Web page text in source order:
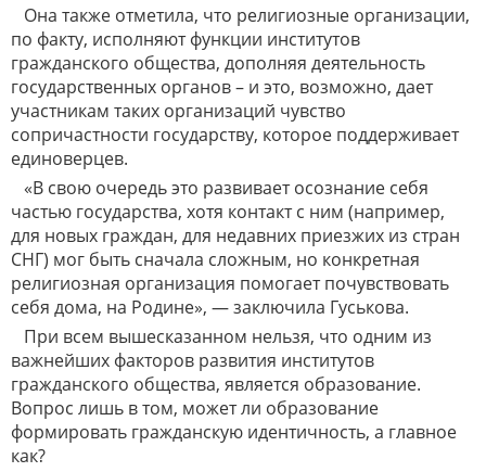
Она также отметила, что религиозные организации,
по факту, исполняют функции институтов
гражданского общества, дополняя деятельность
государственных органов – и это, возможно, дает
участникам таких организаций чувство
сопричастности государству, которое поддерживает
единоверцев.
«В свою очередь это развивает осознание себя
частью государства, хотя контакт с ним (например,
для новых граждан, для недавних приезжих из стран
СНГ) мог быть сначала сложным, но конкретная
религиозная организация помогает почувствовать
себя дома, на Родине», — заключила Гуськова.
При всем вышесказанном нельзя, что одним из
важнейших факторов развития институтов
гражданского общества, является образование.
Вопрос лишь в том, может ли образование
формировать гражданскую идентичность, а главное
как?